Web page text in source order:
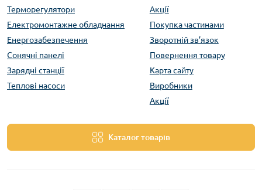
Терморегулятори
Електромонтажне обладнання
Енергозабезпечення
Сонячні панелі
Зарядні станції
Теплові насоси
Акції
Покупка частинами
Зворотній зв’язок
Повернення товару
Карта сайту
Виробники
Акції
Каталог товарів